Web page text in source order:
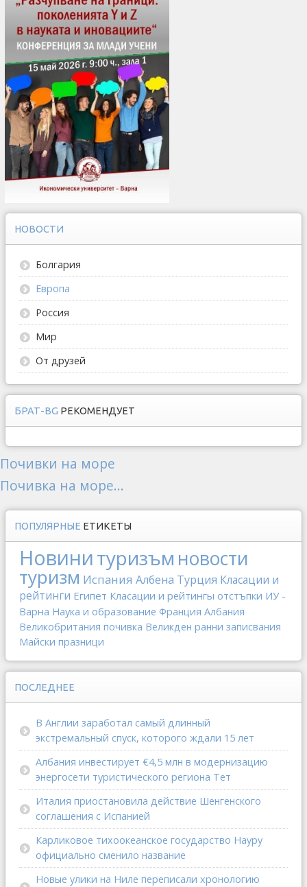
НОВОСТИ
Болгария
Европа
Россия
Мир
От друзей
БРАТ-BG РЕКОМЕНДУЕТ
Почивки на море
Почивка на море...
ПОПУЛЯРНЫЕ ЕТИКЕТЫ
Новинитуризъм новости
туризм Испания Албена Турция Класации и
рейтинги Египет Класации и рейтингы отстъпки ИУ -
Варна Наука и образование Франция Албания
Великобритания почивка Великден ранни записвания
Майски празници
ПОСЛЕДНЕЕ
В Англии заработал самый длинный
экстремальный спуск, которого ждали 15 лет
Албания инвестирует €4,5 млн в модернизацию
энергосети туристического региона Тет
Италия приостановила действие Шенгенского
соглашения с Испанией
Карликовое тихоокеанское государство Науру
официально сменило название
Новые улики на Ниле переписали хронологию